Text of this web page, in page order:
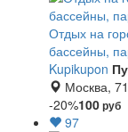
Отдых на
бассейны,
Kupikupon
Москва,
-20%100руб
97